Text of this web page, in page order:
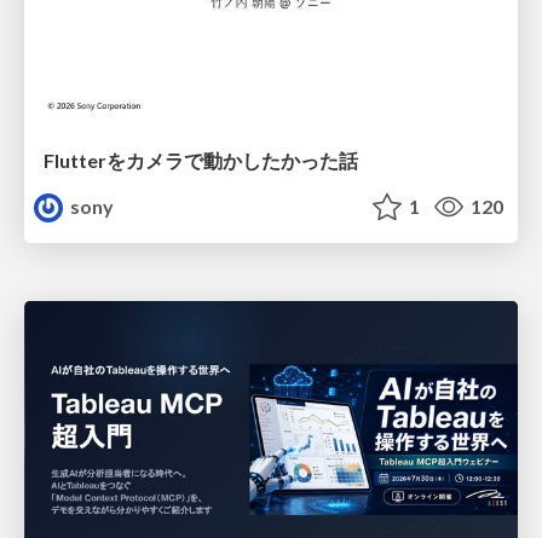
Flutterをカメラで動かしたかった話
sony
1 120